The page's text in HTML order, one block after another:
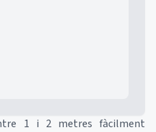
1 i 2 metres fàcilment